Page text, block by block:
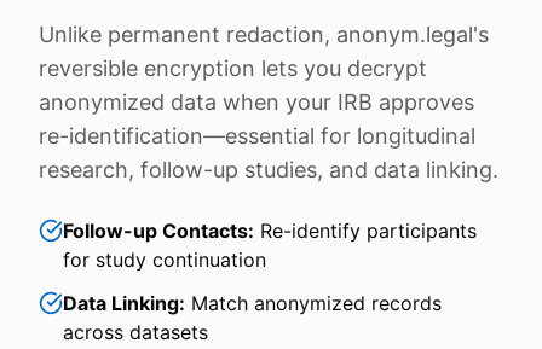
Unlike permanent redaction, anonym.legal's
reversible encryption lets you decrypt
anonymized data when your IRB approves
re-identification—essential for longitudinal
research, follow-up studies, and data linking.
Follow-up Contacts: Re-identify participants
for study continuation
Data Linking: Match anonymized records
across datasets